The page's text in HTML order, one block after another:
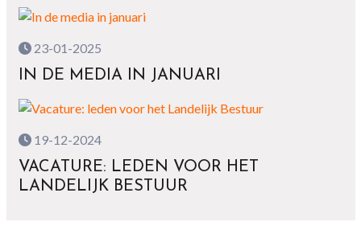
23-01-2025
IN DE MEDIA IN JANUARI
19-12-2024
VACATURE: LEDEN VOOR HET
LANDELIJK BESTUUR